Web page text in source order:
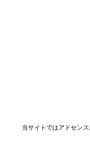
当サイトではアドセン